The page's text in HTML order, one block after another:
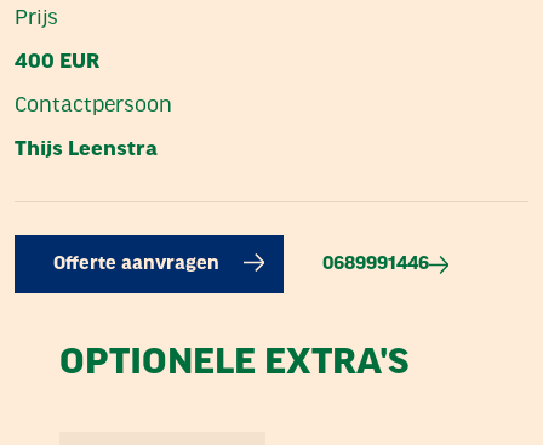
Prijs
400 EUR
Contactpersoon
Thijs Leenstra
Offerte aanvragen 0689991446
OPTIONELE EXTRA'S